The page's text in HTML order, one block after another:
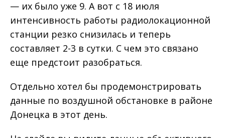
— их было уже 9. А вот с 18 июля
интенсивность работы радиолокационной
станции резко снизилась и теперь
составляет 2-3 в сутки. С чем это связано
еще предстоит разобраться.
Отдельно хотел бы продемонстрировать
данные по воздушной обстановке в районе
Донецка в этот день.